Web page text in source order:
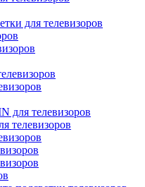
для телевизоров
для телевизоров
телевизоров